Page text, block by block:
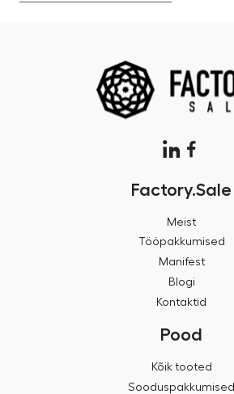
Factory.Sale
Meist
Tööpakkumised
Manifest
Blogi
Kontaktid
Pood
Kõik tooted
Sooduspakkumised